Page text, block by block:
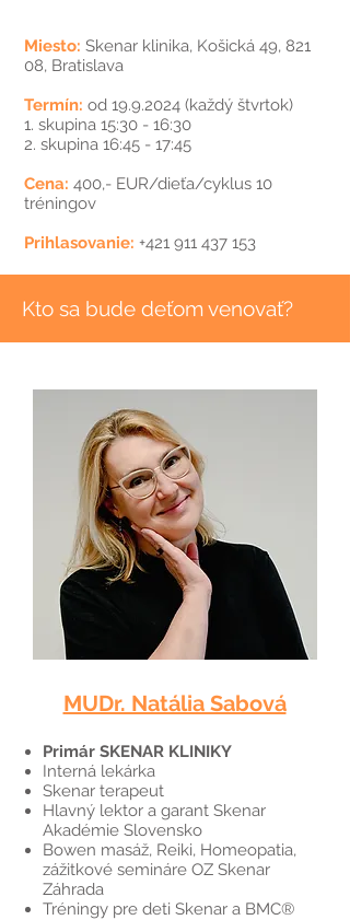
Miesto: Skenar klinika, Košická 49, 821
08, Bratislava
Termín: od 19.9.2024 (každý štvrtok)
1. skupina 15:30 - 16:30
2. skupina 16:45 - 17:45
Cena: 400,- EUR/dieťa/cyklus 10
tréningov
Prihlasovanie: +421 911 437 153
Kto sa bude deťom venovať?
MUDr. Natália Sabová
Primár SKENAR KLINIKY
Interná lekárka
Skenar terapeut
Hlavný lektor a garant Skenar
Akadémie Slovensko
Bowen masáž, Reiki, Homeopatia,
zážitkové semináre OZ Skenar
Záhrada
Tréningy pre deti Skenar a BMC®